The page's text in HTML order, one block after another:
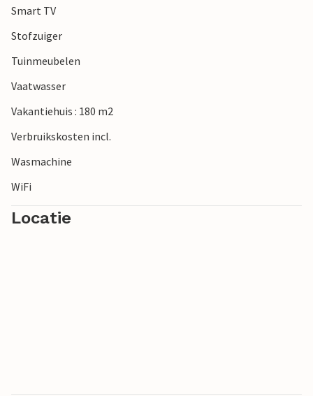
Smart TV
Stofzuiger
Tuinmeubelen
Vaatwasser
Vakantiehuis : 180 m2
Verbruikskosten incl.
Wasmachine
WiFi
Locatie